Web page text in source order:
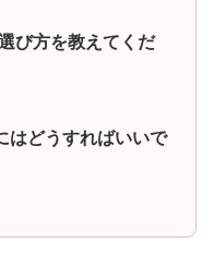
び方を教えてくだ
はどうすればいいで